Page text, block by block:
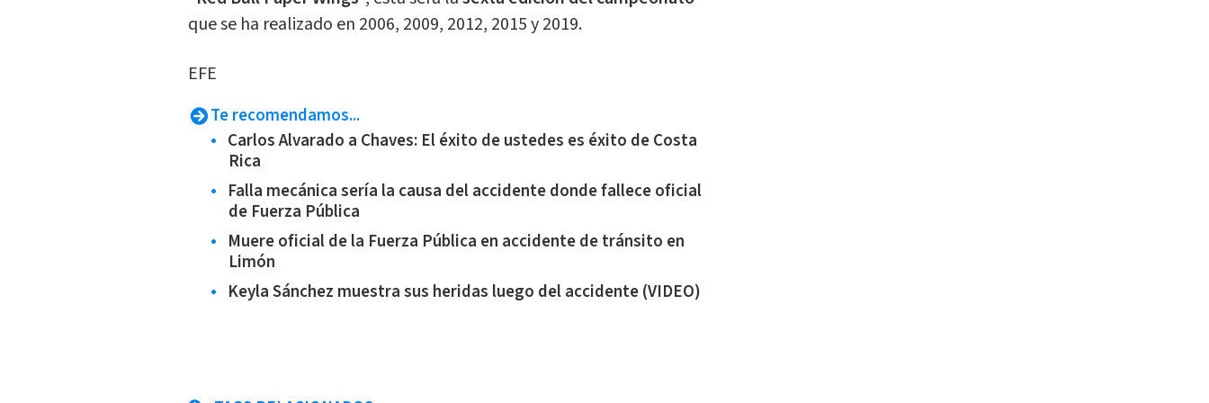
que se ha realizado en 2006, 2009, 2012, 2015 y 2019.
EFE
Te recomendamos...
Carlos Alvarado a Chaves: El éxito de ustedes es éxito de Costa
Rica
Falla mecánica sería la causa del accidente donde fallece oficial
de Fuerza Pública
Muere oficial de la Fuerza Pública en accidente de tránsito en
Limón
Keyla Sánchez muestra sus heridas luego del accidente (VIDEO)